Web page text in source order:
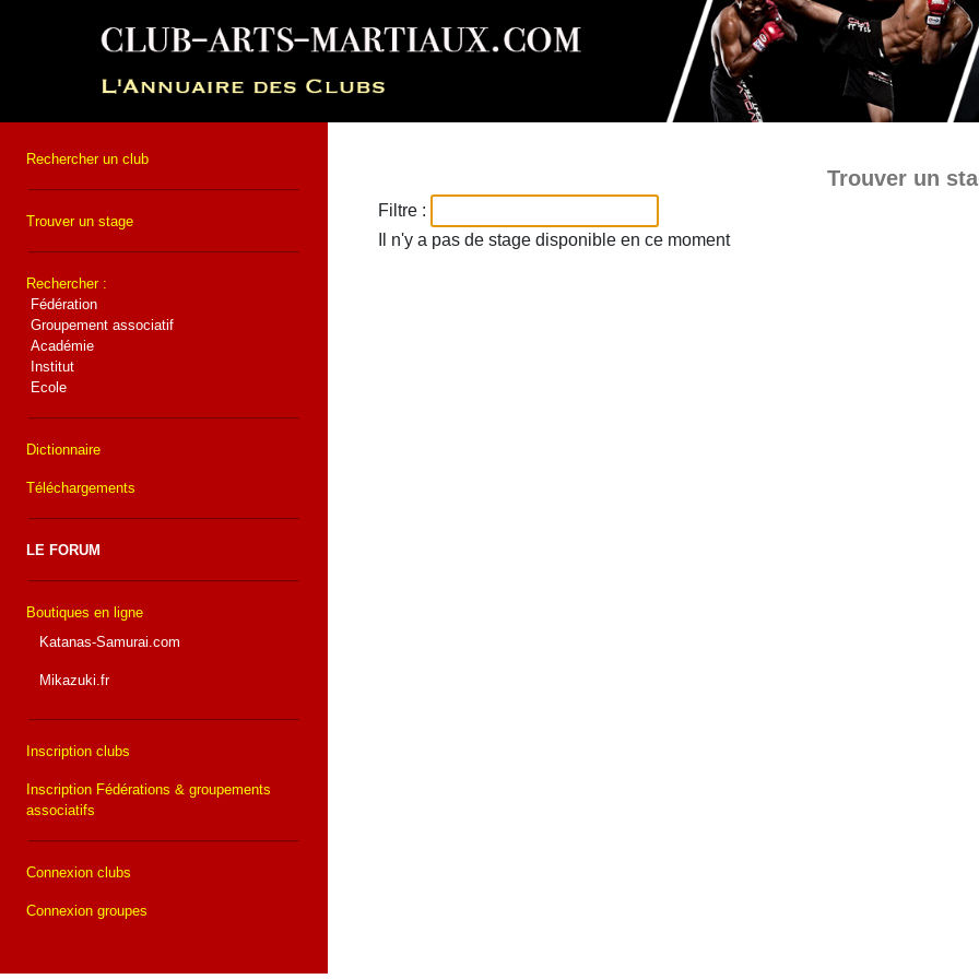
Rechercher un club
Trouver un stage
Rechercher :
Fédération
Groupement associatif
Académie
Institut
Ecole
Dictionnaire
Téléchargements
LE FORUM
Boutiques en ligne
Katanas-Samurai.com
Mikazuki.fr
Inscription clubs
Inscription Fédérations & groupements
associatifs
Connexion clubs
Connexion groupes
Trouver un
Filtre :
Il n'y a pas de stage disponible en ce moment